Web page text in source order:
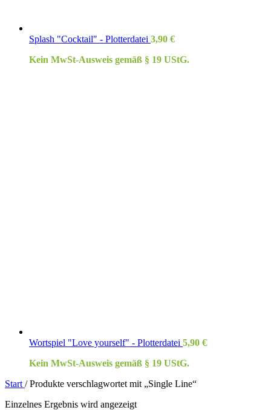
Splash "Cocktail" - Plotterdatei 3,90 €
Kein MwSt-Ausweis gemäß § 19 UStG.
Wortspiel "Love yourself" - Plotterdatei 5,90 €
Kein MwSt-Ausweis gemäß § 19 UStG.
Start / Produkte verschlagwortet mit „Single Line“
Einzelnes Ergebnis wird angezeigt